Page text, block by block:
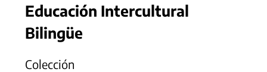
Educación Intercultural
Bilingüe
Colección